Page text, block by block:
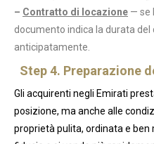
– Contratto di locazione — se
documento indica la durata
anticipatamente.
Step 4. Preparazione
Gli acquirenti negli Emirati
posizione, ma anche alle
proprietà pulita, ordinata e